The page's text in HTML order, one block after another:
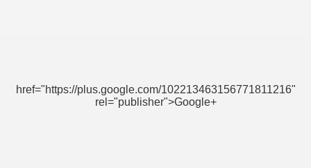
href="https://plus.google.com/102213463156771811216"
rel="publisher">Google+